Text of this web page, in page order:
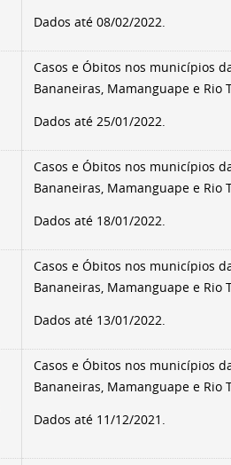
Dados até 08/02/2022.
Casos e Óbitos nos municípios
Bananeiras, Mamanguape e Rio
Dados até 25/01/2022.
Casos e Óbitos nos municípios
Bananeiras, Mamanguape e Rio
Dados até 18/01/2022.
Casos e Óbitos nos municípios
Bananeiras, Mamanguape e Rio
Dados até 13/01/2022.
Casos e Óbitos nos municípios
Bananeiras, Mamanguape e Rio
Dados até 11/12/2021.